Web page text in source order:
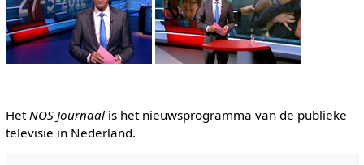
Het NOS Journaalis het nieuwsprogramma van de publieke
televisie in Nederland.